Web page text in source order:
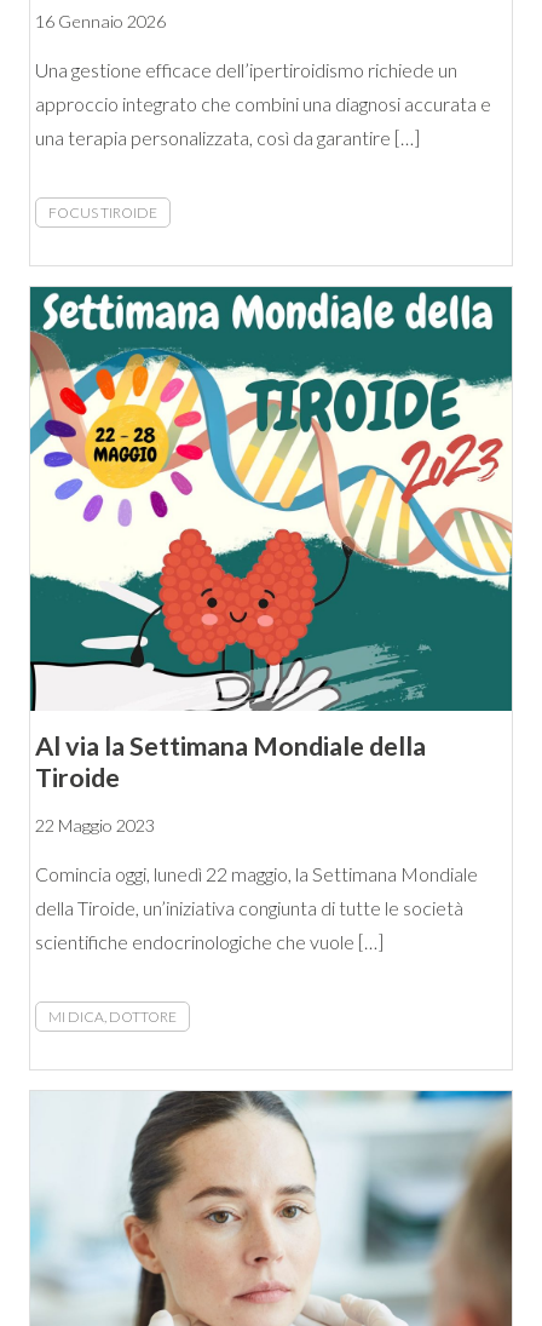
16 Gennaio 2026
Una gestione efficace dell’ipertiroidismo richiede un
approccio integrato che combini una diagnosi accurata e
una terapia personalizzata, così da garantire […]
FOCUS TIROIDE
Al via la Settimana Mondiale della
Tiroide
22 Maggio 2023
Comincia oggi, lunedì 22 maggio, la Settimana Mondiale
della Tiroide, un’iniziativa congiunta di tutte le società
scientifiche endocrinologiche che vuole […]
MI DICA, DOTTORE